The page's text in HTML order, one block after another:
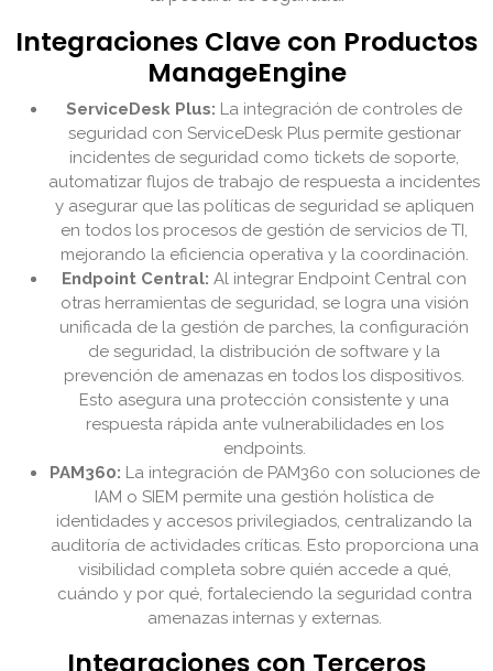
Integraciones Clave con Productos
ManageEngine
ServiceDesk Plus: La integración de controles de
seguridad con ServiceDesk Plus permite gestionar
incidentes de seguridad como tickets de soporte,
automatizar flujos de trabajo de respuesta a incidentes
y asegurar que las políticas de seguridad se apliquen
en todos los procesos de gestión de servicios de TI,
mejorando la eficiencia operativa y la coordinación.
Endpoint Central: Al integrar Endpoint Central con
otras herramientas de seguridad, se logra una visión
unificada de la gestión de parches, la configuración
de seguridad, la distribución de software y la
prevención de amenazas en todos los dispositivos.
Esto asegura una protección consistente y una
respuesta rápida ante vulnerabilidades en los
endpoints.
PAM360: La integración de PAM360 con soluciones de
IAM o SIEM permite una gestión holística de
identidades y accesos privilegiados, centralizando la
auditoría de actividades críticas. Esto proporciona una
visibilidad completa sobre quién accede a qué,
cuándo y por qué, fortaleciendo la seguridad contra
amenazas internas y externas.
Integraciones con Terceros